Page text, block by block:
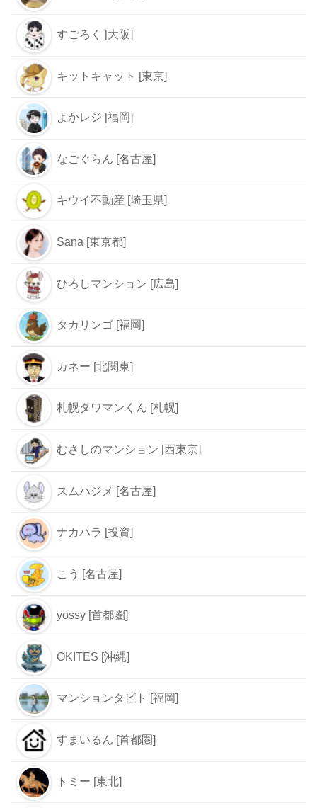
すごろく [大阪]
キットキャット [東京]
よかレジ [福岡]
なごぐらん [名古屋]
キウイ不動産 [埼玉県]
Sana [東京都]
ひろしマンション [広島]
タカリンゴ [福岡]
カネー [北関東]
札幌タワマンくん [札幌]
むさしのマンション [西東京]
スムハジメ [名古屋]
ナカハラ [投資]
こう [名古屋]
yossy [首都圏]
OKITES [沖縄]
マンションタビト [福岡]
すまいるん [首都圏]
トミー [東北]